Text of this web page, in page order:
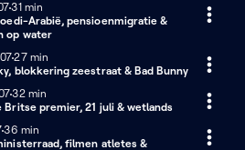
23 juli
31 minuten
31 min
Arabië, pensioenmigratie &
op water
22 juli
27 minuten
27 min
blokkering zeestraat & Bad Bunny
20 juli
32 minuten
32 min
Britse premier, 21 juli & wetlands
juli
36 minuten
36 min
filmen atletes &